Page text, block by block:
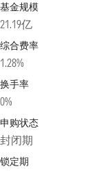
基金规模
21.19亿
综合费率
1.28%
换手率
0%
申购状态
封闭期
锁定期